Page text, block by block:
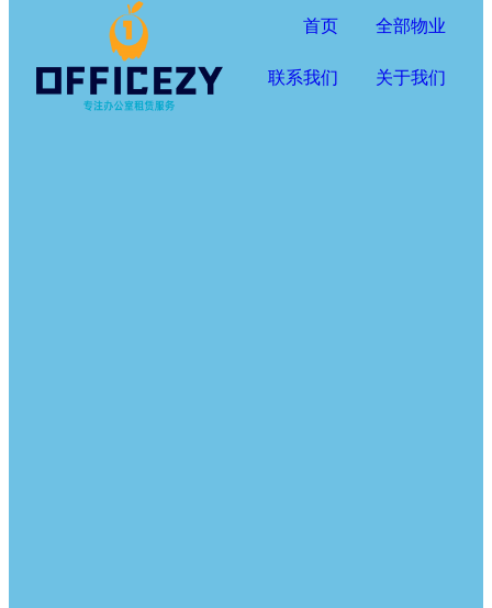
首页 全部物业
联系我们 关于我们